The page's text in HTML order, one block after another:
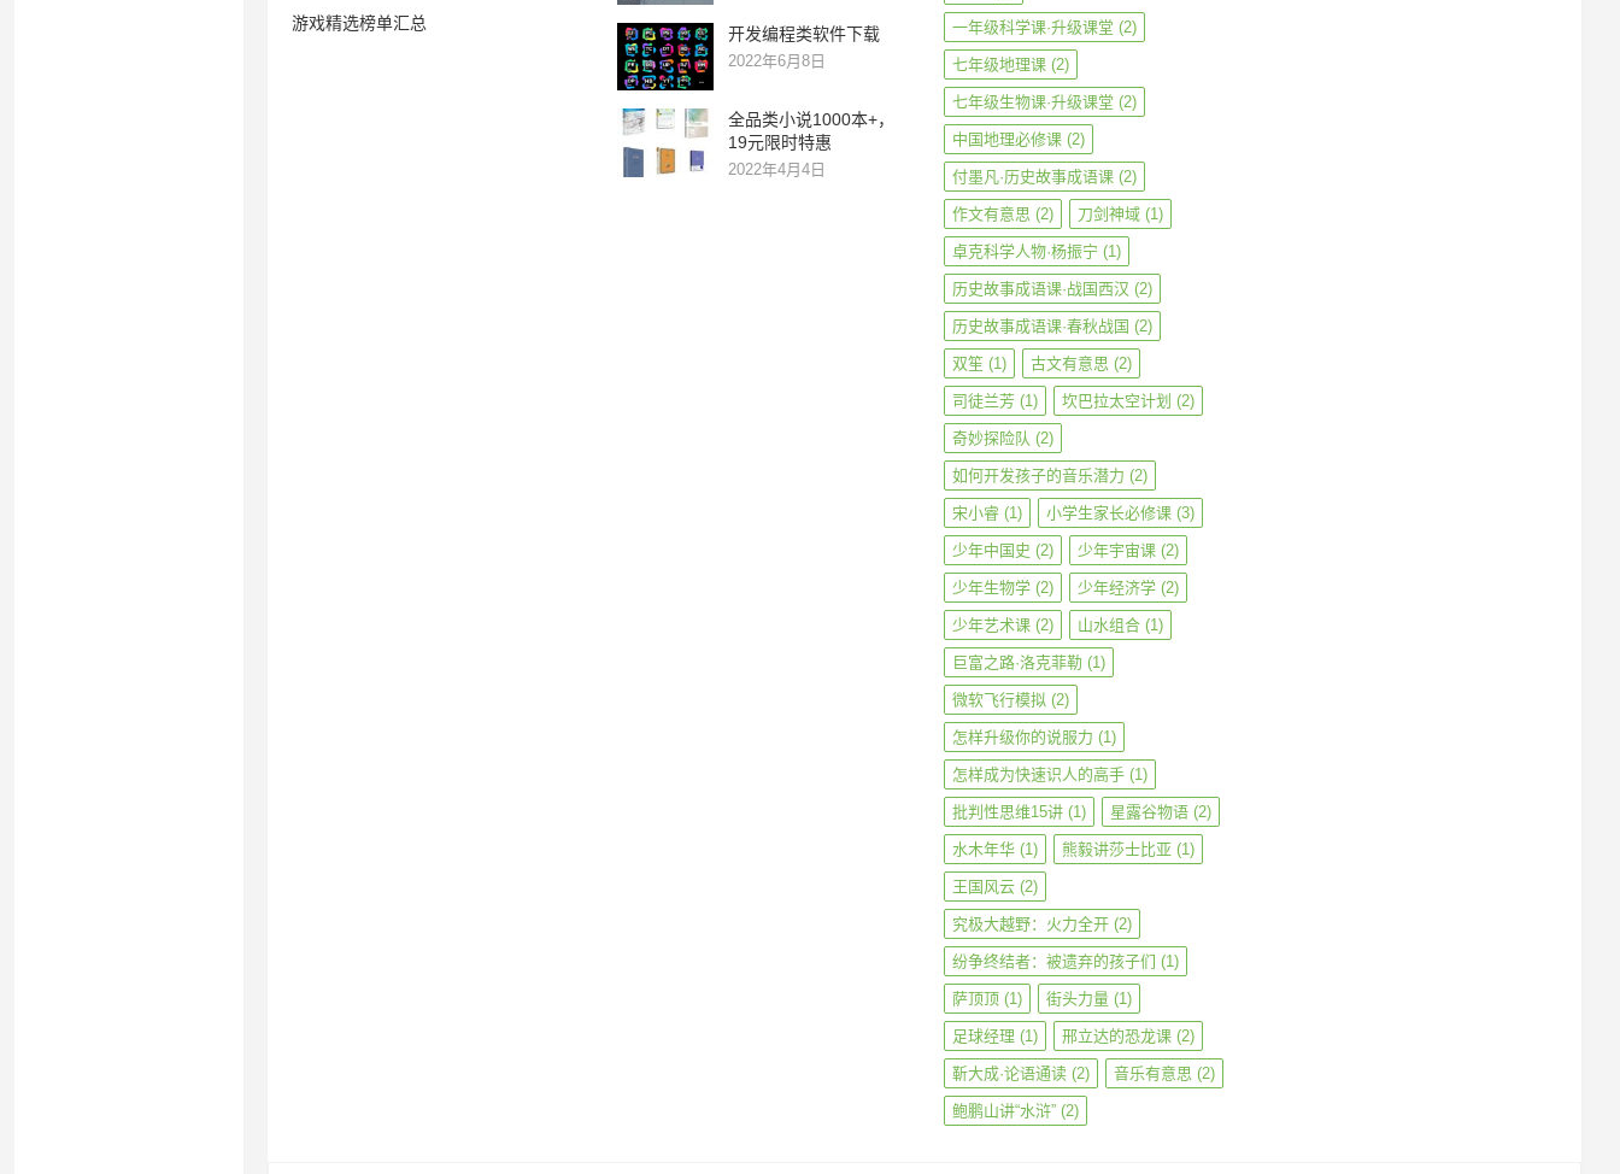
游戏精选榜单汇总
开发编程类软件下载
2022年6月8日
全品类小说1000本+，
19元限时特惠
2022年4月4日
一年级科学课·升级课堂 (2)
七年级地理课(2)
七年级生物课·升级课堂 (2)
中国地理必修课(2)
付墨凡·历史故事成语课(2)
作文有意思 (2) 刀剑神域(1)
卓克科学人物·杨振宁 (1)
历史故事成语课·战国西汉 (2)
历史故事成语课·春秋战国 (2)
双笙(1) 古文有意思 (2)
司徒兰芳(1) 坎巴拉太空计划 (2)
奇妙探险队 (2)
如何开发孩子的音乐潜力 (2)
宋小睿(1) 小学生家长必修课(3)
少年中国史 (2) 少年宇宙课(2)
少年生物学(2) 少年经济学(2)
少年艺术课(2) 山水组合(1)
巨富之路·洛克菲勒 (1)
微软飞行模拟 (2)
怎样升级你的说服力 (1)
怎样成为快速识人的高手(1)
批判性思维15讲(1) 星露谷物语(2)
水木年华(1) 熊毅讲莎士比亚 (1)
王国风云(2)
究极大越野：火力全开(2)
纷争终结者：被遗弃的孩子们 (1)
萨顶顶(1) 街头力量(1)
足球经理 (1) 邢立达的恐龙课(2)
靳大成·论语通读(2) 音乐有意思 (2)
鲍鹏山讲“水浒”(2)